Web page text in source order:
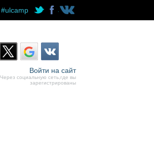
#ulcamp
Войти на сайт
Через социальную сеть,где вы
зарегистрированы